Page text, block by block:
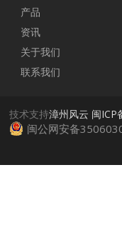
产品
资讯
关于我们
联系我们
技术支持漳州风云 闽ICP
闽公网安备